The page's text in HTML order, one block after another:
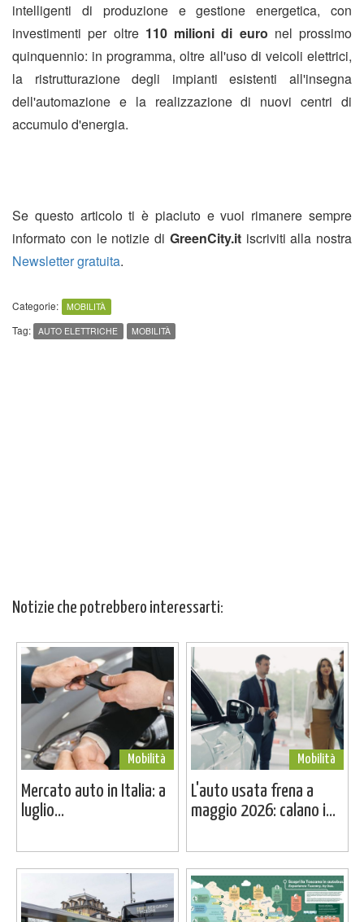
intelligenti di produzione e gestione energetica, con
investimenti per oltre 110 milioni di euro nel prossimo
quinquennio: in programma, oltre all'uso di veicoli elettrici,
la ristrutturazione degli impianti esistenti all'insegna
dell'automazione e la realizzazione di nuovi centri di
accumulo d'energia.
Se questo articolo ti è piaciuto e vuoi rimanere sempre
informato con le notizie di GreenCity.itiscriviti alla nostra
Newsletter gratuita.
Categorie: MOBILITÀ
Tag: AUTO ELETTRICHE MOBILITÀ
Notizie che potrebbero interessarti:
Mobilità
Mercato auto in Italia: a
luglio...
Mobilità
L'auto usata frena a
maggio 2026: calano i...